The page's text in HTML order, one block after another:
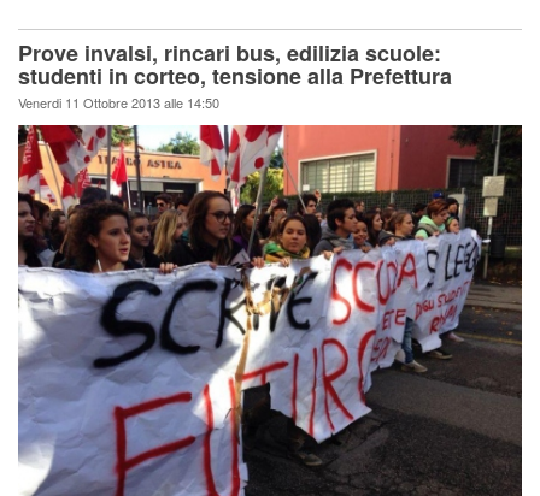
Prove invalsi, rincari bus, edilizia scuole:
studenti in corteo, tensione alla Prefettura
Venerdi 11 Ottobre 2013 alle 14:50